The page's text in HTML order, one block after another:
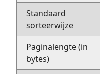
Standaard
sorteerwijze
Paginalengte (in
bytes)